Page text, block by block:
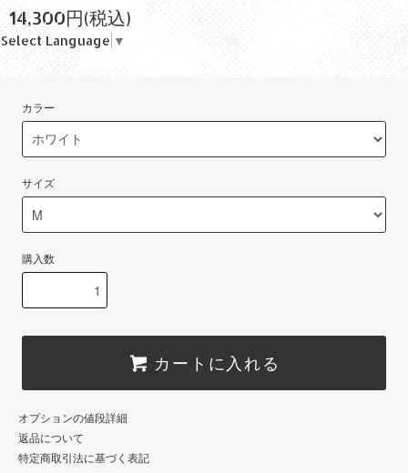
14,300円(税込)
Select Language ▼
カラー
サイズ
購入数
カートに入れる
オプションの値段詳細
返品について
特定商取引法に基づく表記